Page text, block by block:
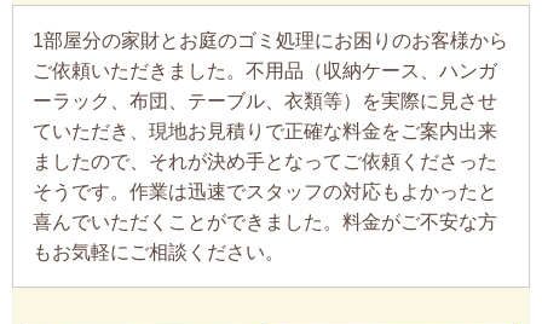
1部屋分の家財とお庭のゴミ処理にお困りのお客様から
ご依頼いただきました。不用品（収納ケース、ハンガ
ーラック、布団、テーブル、衣類等）を実際に見させ
ていただき、現地お見積りで正確な料金をご案内出来
ましたので、それが決め手となってご依頼くださった
そうです。作業は迅速でスタッフの対応もよかったと
喜んでいただくことができました。料金がご不安な方
もお気軽にご相談ください。